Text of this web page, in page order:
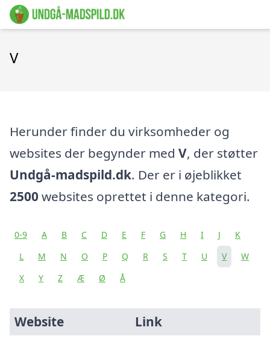
V
Herunder finder du virksomheder og
websites der begynder med V, der støtter
Undgå-madspild.dk. Der er i øjeblikket
2500 websites oprettet i denne kategori.
0-9 A B C D E F G H I J
K
L
M N O P Q R S T U V
W
X
Y Z Æ Ø Å
Website
Link